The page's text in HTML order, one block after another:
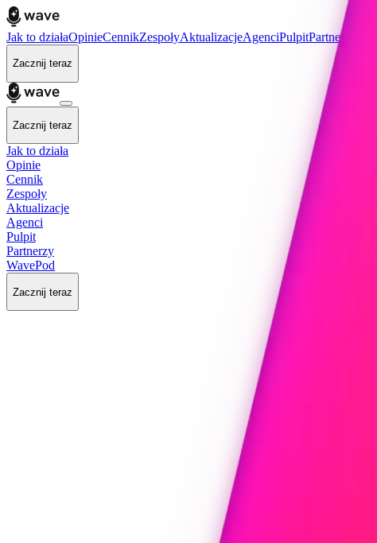
Jak to działaOpinieCennikZespołyAktualizacjeAgenciPulpitPartnerzy
Zacznij teraz
Zacznij teraz
Jak to działa
Opinie
Cennik
Zespoły
Aktualizacje
Agenci
Pulpit
Partnerzy
WavePod
Zacznij teraz